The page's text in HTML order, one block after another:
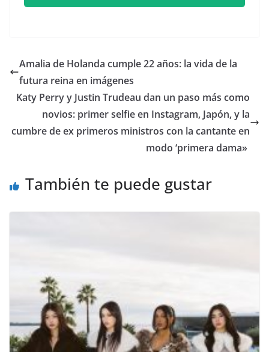
​Amalia de Holanda cumple 22 años: la vida de la
futura reina en imágenes
​Katy Perry y Justin Trudeau dan un paso más como
novios: primer selfie en Instagram, Japón, y la
cumbre de ex primeros ministros con la cantante en
modo ‘primera dama»
También te puede gustar